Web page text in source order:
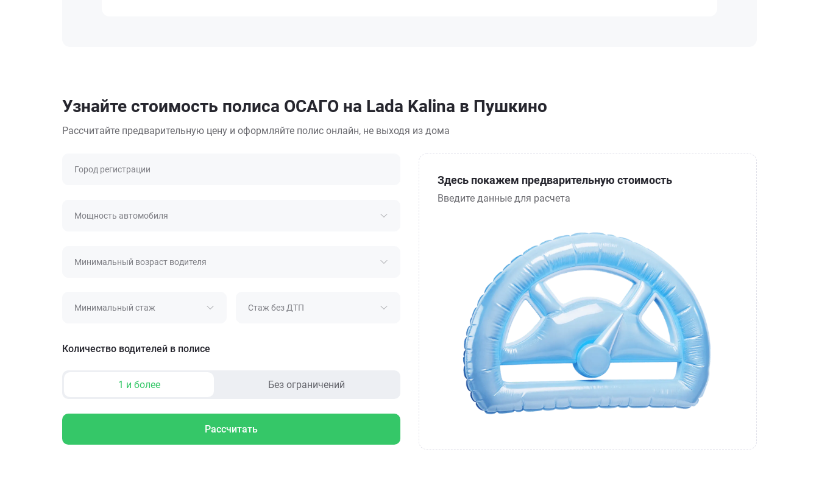
Узнайте стоимость полиса ОСАГО на Lada Kalina в Пушкино
Рассчитайте предварительную цену и оформляйте полис онлайн, не выходя из дома
Город регистрации
Мощность автомобиля
Минимальный возраст водителя
Минимальный стаж Стаж без ДТП
Количество водителей в полисе
1 и более Без ограничений
Рассчитать
Здесь покажем предварительную стоимость
Введите данные для расчета